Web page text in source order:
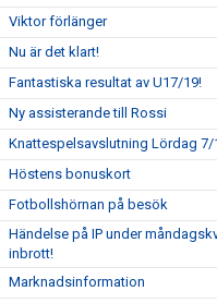
Viktor förlänger
Nu är det klart!
Fantastiska resultat av U17/19!
Ny assisterande till Rossi
Knattespelsavslutning Lördag 7/
Höstens bonuskort
Fotbollshörnan på besök
Händelse på IP under
inbrott!
Marknadsinformation